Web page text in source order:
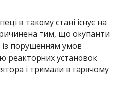
в такому стані існує на
тим, що окупанти
порушенням умов
реакторних установок
і тримали в гарячому